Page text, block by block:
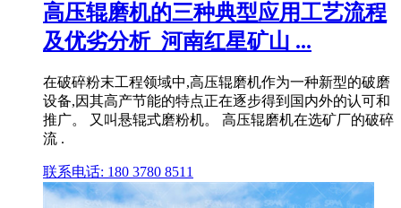
高压辊磨机的三种典型应用工艺流程
及优劣分析_河南红星矿山 ...
在破碎粉末工程领域中,高压辊磨机作为一种新型的破磨
设备,因其高产节能的特点正在逐步得到国内外的认可和
推广。 又叫悬辊式磨粉机。 高压辊磨机在选矿厂的破碎
流 .
联系电话: 180 3780 8511